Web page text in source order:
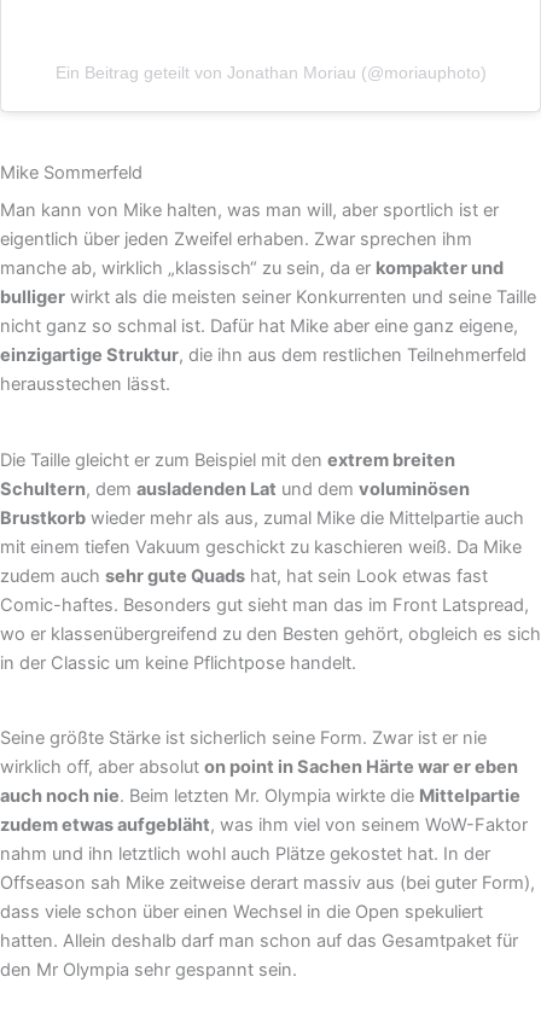
Ein Beitrag geteilt von Jonathan Moriau (@moriauphoto)
Mike Sommerfeld
Man kann von Mike halten, was man will, aber sportlich ist er
eigentlich über jeden Zweifel erhaben. Zwar sprechen ihm
manche ab, wirklich „klassisch“ zu sein, da er kompakter und
bulliger wirkt als die meisten seiner Konkurrenten und seine Taille
nicht ganz so schmal ist. Dafür hat Mike aber eine ganz eigene,
einzigartige Struktur, die ihn aus dem restlichen Teilnehmerfeld
herausstechen lässt.
Die Taille gleicht er zum Beispiel mit den extrem breiten
Schultern, dem ausladenden Lat und dem voluminösen
Brustkorb wieder mehr als aus, zumal Mike die Mittelpartie auch
mit einem tiefen Vakuum geschickt zu kaschieren weiß. Da Mike
zudem auch sehr gute Quads hat, hat sein Look etwas fast
Comic-haftes. Besonders gut sieht man das im Front Latspread,
wo er klassenübergreifend zu den Besten gehört, obgleich es sich
in der Classic um keine Pflichtpose handelt.
Seine größte Stärke ist sicherlich seine Form. Zwar ist er nie
wirklich off, aber absolut on point in Sachen Härte war er eben
auch noch nie. Beim letzten Mr. Olympia wirkte die Mittelpartie
zudem etwas aufgebläht, was ihm viel von seinem WoW-Faktor
nahm und ihn letztlich wohl auch Plätze gekostet hat. In der
Offseason sah Mike zeitweise derart massiv aus (bei guter Form),
dass viele schon über einen Wechsel in die Open spekuliert
hatten. Allein deshalb darf man schon auf das Gesamtpaket für
den Mr Olympia sehr gespannt sein.